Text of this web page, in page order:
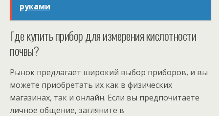
руками
Где купить прибор для измерения кислотности
почвы?
Рынок предлагает широкий выбор приборов, и вы
можете приобретать их как в физических
магазинах, так и онлайн. Если вы предпочитаете
личное общение, загляните в